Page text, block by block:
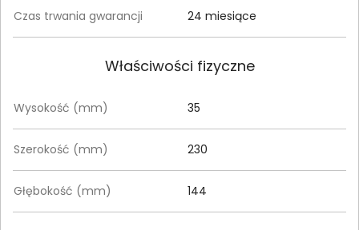
Czas trwania gwarancji 24 miesiące
Właściwości fizyczne
Wysokość (mm) 35
Szerokość (mm) 230
Głębokość (mm) 144